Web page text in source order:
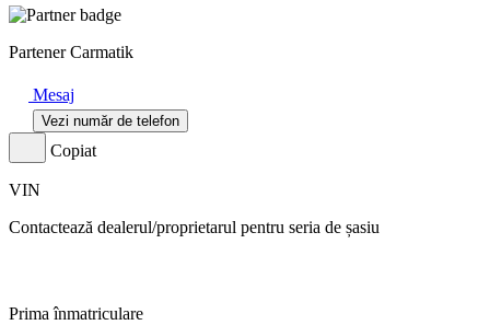
Partener Carmatik
Mesaj
Vezi număr de telefon
Copiat
VIN
Contactează dealerul/proprietarul pentru seria de șasiu
Prima înmatriculare